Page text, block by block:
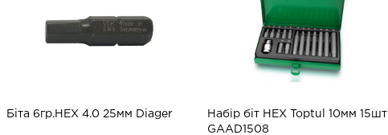
Біта 6гр.HEX 4.0 25мм Diager
Набір біт HEX Toptul 10мм 15шт
GAAD1508